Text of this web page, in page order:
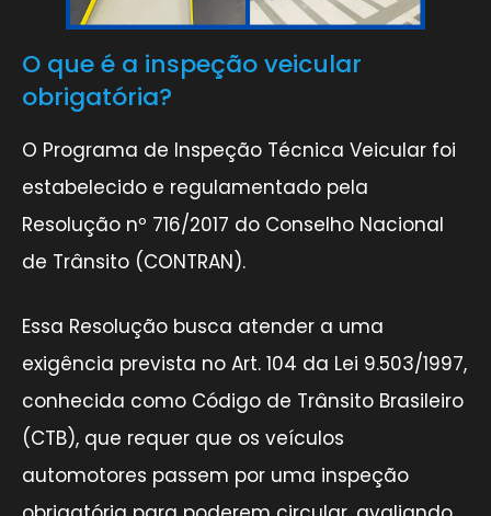
O que é a inspeção veicular
obrigatória?
O Programa de Inspeção Técnica Veicular foi
estabelecido e regulamentado pela
Resolução nº 716/2017 do Conselho Nacional
de Trânsito (CONTRAN).
Essa Resolução busca atender a uma
exigência prevista no Art. 104 da Lei 9.503/1997,
conhecida como Código de Trânsito Brasileiro
(CTB), que requer que os veículos
automotores passem por uma inspeção